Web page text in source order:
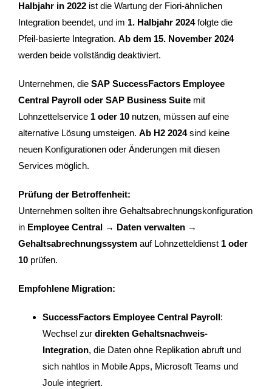
Halbjahr in 2022 ist die Wartung der Fiori-ähnlichen
Integration beendet, und im 1. Halbjahr 2024folgte die
Pfeil-basierte Integration. Ab dem 15. November 2024
werden beide vollständig deaktiviert.
Unternehmen, die SAP SuccessFactors Employee
Central Payroll oder SAP Business Suite mit
Lohnzettelservice 1 oder 10 nutzen, müssen auf eine
alternative Lösung umsteigen. Ab H2 2024sind keine
neuen Konfigurationen oder Änderungen mit diesen
Services möglich.
Prüfung der Betroffenheit:
Unternehmen sollten ihre Gehaltsabrechnungskonfiguration
in Employee Central → Daten verwalten →
Gehaltsabrechnungssystem auf Lohnzetteldienst 1 oder
10 prüfen.
Empfohlene Migration:
SuccessFactors Employee Central Payroll:
Wechsel zur direkten Gehaltsnachweis-
Integration, die Daten ohne Replikation abruft und
sich nahtlos in Mobile Apps, Microsoft Teams und
Joule integriert.